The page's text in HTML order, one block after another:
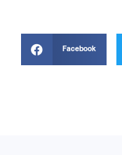
Facebook